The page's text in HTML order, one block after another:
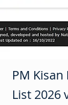
PM
List 2026